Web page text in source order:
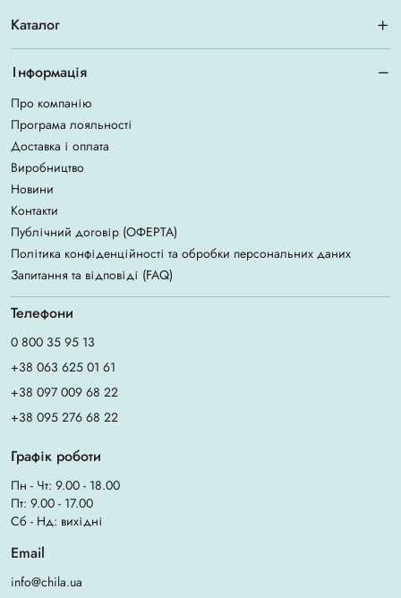
Каталог
Інформація
Про компанію
Програма лояльності
Доставка і оплата
Виробництво
Новини
Контакти
Публічний договір (ОФЕРТА)
Політика конфіденційності та обробки персональних даних
Запитання та відповіді (FAQ)
Телефони
0 800 35 95 13
+38 063 625 01 61
+38 097 009 68 22
+38 095 276 68 22
Графік роботи
Пн - Чт: 9.00 - 18.00
Пт: 9.00 - 17.00
Сб - Нд: вихідні
Email
info@chila.ua